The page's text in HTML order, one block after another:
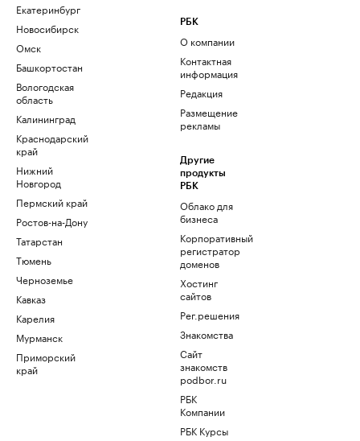
Екатеринбург
Новосибирск
Омск
Башкортостан
Вологодская
область
Калининград
Краснодарский
край
Нижний
Новгород
Пермский край
Ростов-на-Дону
Татарстан
Тюмень
Черноземье
Кавказ
Карелия
Мурманск
Приморский
край
РБК
О компании
Контактная
информация
Редакция
Размещение
рекламы
Другие
продукты
РБК
Облако для
бизнеса
Корпоративный
регистратор
доменов
Хостинг
сайтов
Рег.решения
Знакомства
Сайт
знакомств
podbor.ru
РБК
Компании
РБК Курсы